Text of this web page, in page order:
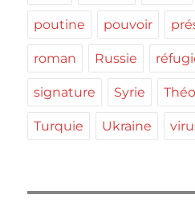
poutine pouvoir
roman Russie
signature Syrie
Turquie Ukraine